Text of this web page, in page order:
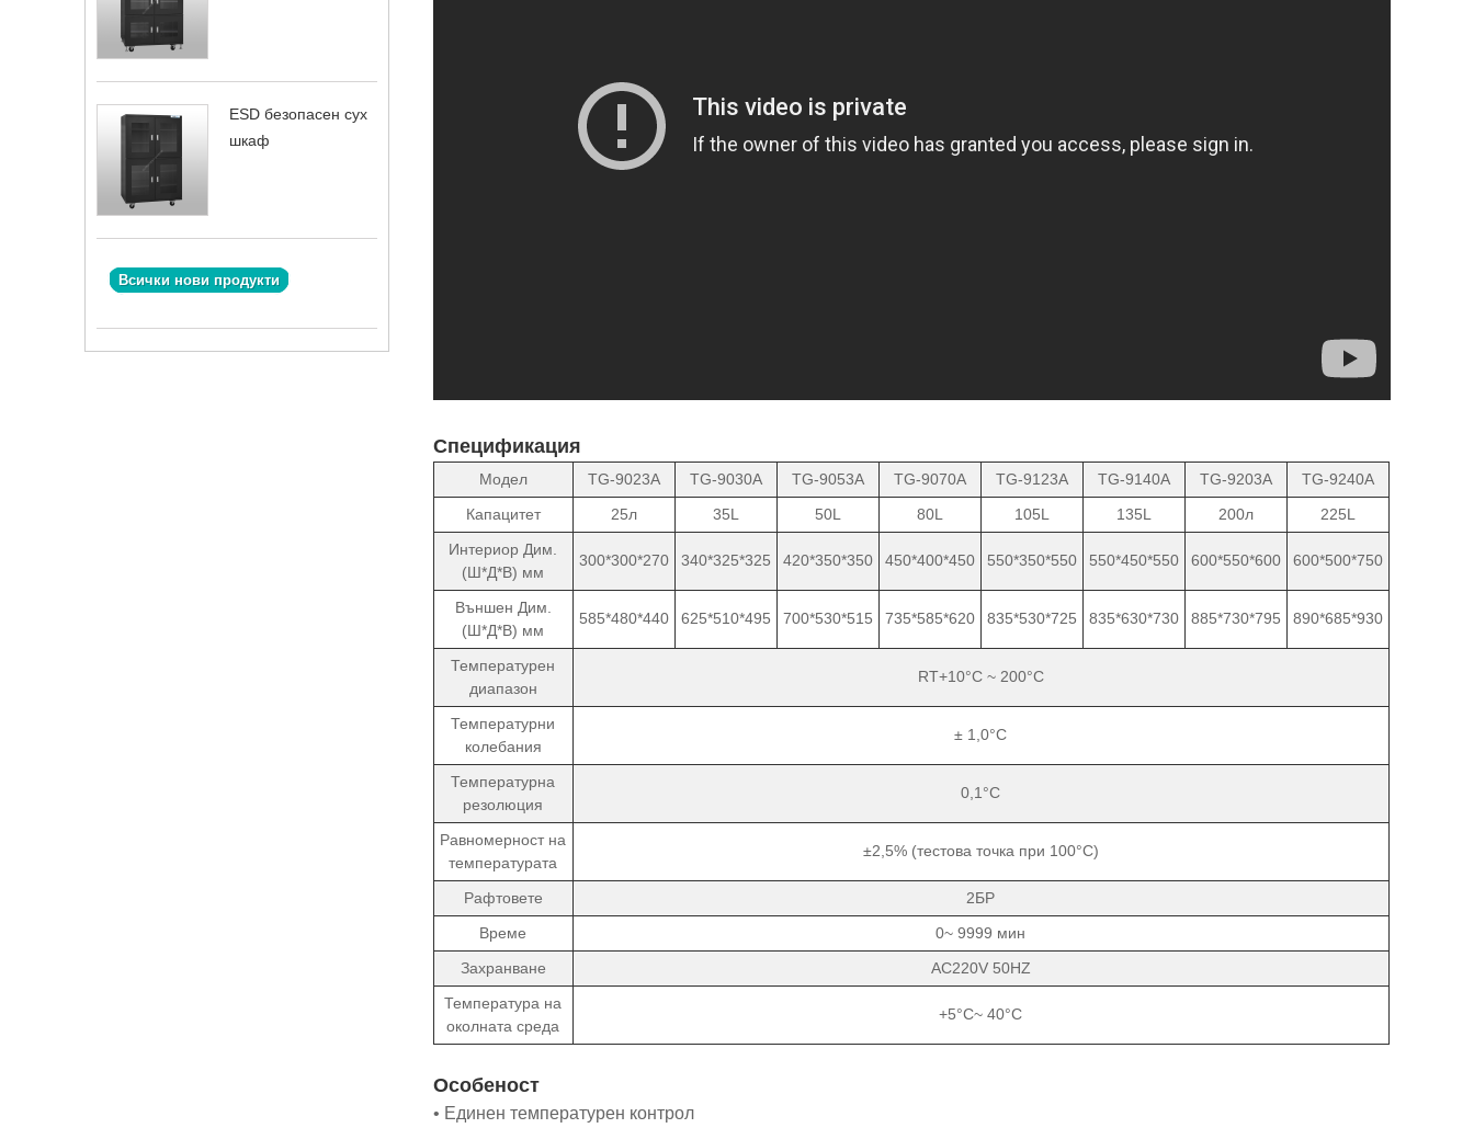
ESD безопасен сух
шкаф
Всички нови продукти
Спецификация
Модел TG-9023A TG-9030A TG-9053A TG-9070A TG-9123A TG-9140A TG-9203A
TG-9240A
Капацитет
25л 35L 50L 80L 105L 135L 200л
225L
Интериор Дим.
(Ш*Д*В) мм
300*300*270 340*325*325 420*350*350 450*400*450 550*350*550 550*450*550 600*550*600 600*500*750
Външен Дим.
(Ш*Д*В) мм
585*480*440 625*510*495 700*530*515 735*585*620 835*530*725 835*630*730 885*730*795 890*685*930
Температурен
диапазон
RT+10°C ~ 200°C
Температурни
колебания
± 1,0°C
Температурна
резолюция
0,1°C
Равномерност на
температурата
±2,5% (тестова точка при 100°C)
Рафтовете
2БР
Време
0~ 9999 мин
Захранване
AC220V 50HZ
Температура на
околната среда
+5°C~ 40°C
Особеност
• Единен температурен контрол